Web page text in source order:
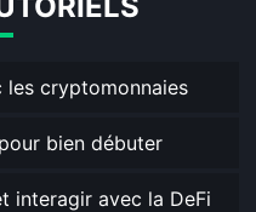
les cryptomonnaies
bien débuter
interagir avec la DeFi